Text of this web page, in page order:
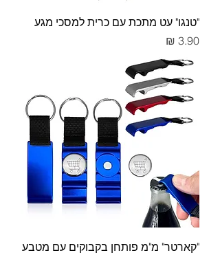
"טנגו" עט מתכת עם כרית למסכי מגע
מחיר
"קארטר" מ"מ פותחן בקבוקים עם מטבע